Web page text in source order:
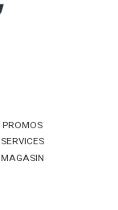
PROMOS
SERVICES
MAGASIN